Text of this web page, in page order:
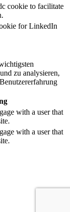
cookie to facilitate
for LinkedIn
zu analysieren,
with a user that
with a user that